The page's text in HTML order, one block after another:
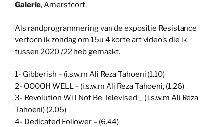
Galerie, Amersfoort.
Als randprogrammering van de expositie Resistance
vertoon ik zondag om 15u 4 korte art video’s die ik
tussen 2020 /22 heb gemaakt.
1- Gibberish – (i.s.w.m Ali Reza Tahoeni (1.10)
2- OOOOH WELL – (i.s.w.m Ali Reza Tahoeni, (1.26)
3- Revolution Will Not Be Televised _ ( i.s.w.m Ali Reza
Tahoeni) (2.05)
4- Dedicated Follower – (6.44)